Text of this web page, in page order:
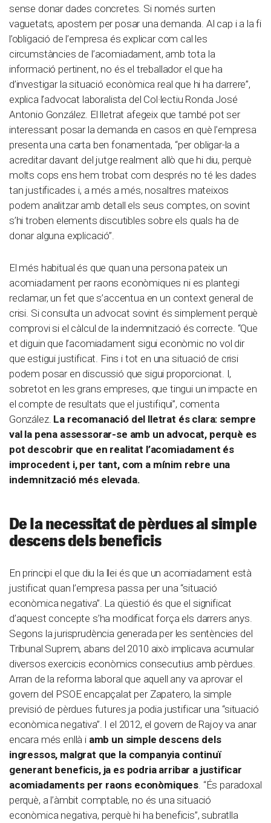
sense donar dades concretes. Si només surten
vaguetats, apostem per posar una demanda. Al cap i a la fi
l’obligació de l’empresa és explicar com cal les
circumstàncies de l’acomiadament, amb tota la
informació pertinent, no és el treballador el que ha
d’investigar la situació econòmica real que hi ha darrere”,
explica l’advocat laboralista del Col·lectiu Ronda José
Antonio González. El lletrat afegeix que també pot ser
interessant posar la demanda en casos en què l’empresa
presenta una carta ben fonamentada, “per obligar-la a
acreditar davant del jutge realment allò que hi diu, perquè
molts cops ens hem trobat com després no té les dades
tan justificades i, a més a més, nosaltres mateixos
podem analitzar amb detall els seus comptes, on sovint
s’hi troben elements discutibles sobre els quals ha de
donar alguna explicació”.
El més habitual és que quan una persona pateix un
acomiadament per raons econòmiques ni es plantegi
reclamar, un fet que s’accentua en un context general de
crisi. Si consulta un advocat sovint és simplement perquè
comprovi si el càlcul de la indemnització és correcte. “Que
et diguin que l’acomiadament sigui econòmic no vol dir
que estigui justificat. Fins i tot en una situació de crisi
podem posar en discussió que sigui proporcionat. I,
sobretot en les grans empreses, que tingui un impacte en
el compte de resultats que el justifiqui”, comenta
González. La recomanació del lletrat és clara: sempre
val la pena assessorar-se amb un advocat, perquè es
pot descobrir que en realitat l’acomiadament és
improcedent i, per tant, com a mínim rebre una
indemnització més elevada.
De la necessitat de pèrdues al simple
descens dels beneficis
En principi el que diu la llei és que un acomiadament està
justificat quan l’empresa passa per una “situació
econòmica negativa”. La qüestió és que el significat
d’aquest concepte s’ha modificat força els darrers anys.
Segons la jurisprudència generada per les sentències del
Tribunal Suprem, abans del 2010 això implicava acumular
diversos exercicis econòmics consecutius amb pèrdues.
Arran de la reforma laboral que aquell any va aprovar el
govern del PSOE encapçalat per Zapatero, la simple
previsió de pèrdues futures ja podia justificar una “situació
econòmica negativa”. I el 2012, el govern de Rajoy va anar
encara més enllà i amb un simple descens dels
ingressos, malgrat que la companyia continuï
generant beneficis, ja es podria arribar a justificar
acomiadaments per raons econòmiques. “És paradoxal
perquè, a l’àmbit comptable, no és una situació
econòmica negativa, perquè hi ha beneficis”, subratlla